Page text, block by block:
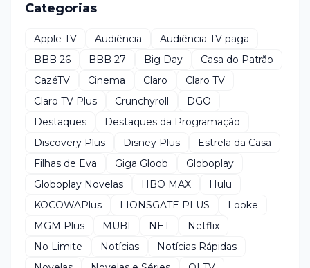
Categorias
Apple TV Audiência
Audiência TV paga
BBB 26
BBB 27 Big Day
Casa do Patrão
CazéTV
Cinema Claro
Claro TV
Claro TV Plus
Crunchyroll
DGO
Destaques
Destaques da Programação
Discovery Plus
Disney Plus
Estrela da Casa
Filhas de Eva
Giga Gloob
Globoplay
Globoplay Novelas
HBO MAX
Hulu
KOCOWAPlus
LIONSGATE PLUS
Looke
MGM Plus
MUBI NET
Netflix
No Limite
Notícias
Notícias Rápidas